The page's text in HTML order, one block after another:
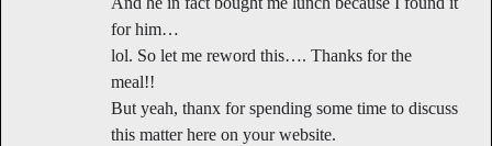
for him…
lol. So let me reword this…. Thanks for the
meal!!
But yeah, thanx for spending some time to discuss
this matter here on your website.